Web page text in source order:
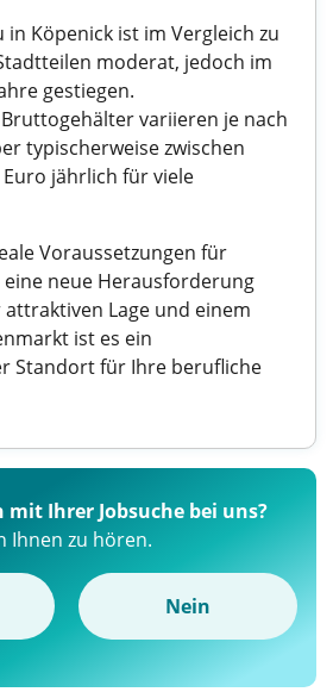
in Köpenick ist im Vergleich zu
moderat, jedoch im
gestiegen.
variieren je nach
typischerweise zwischen
Euro jährlich für viele
Voraussetzungen für
neue Herausforderung
Lage und einem
ist es ein
Standort für Ihre berufliche
mit Ihrer Jobsuche bei uns?
Ihnen zu hören.
Nein